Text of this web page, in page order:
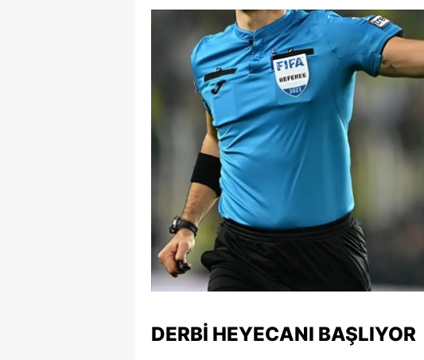
Samsun
Siirt
Sinop
Sivas
Tekirdağ
Tokat
Trabzon
Tunceli
Şanlıurfa
Van
DERBI HEYECANI BAŞLIYOR